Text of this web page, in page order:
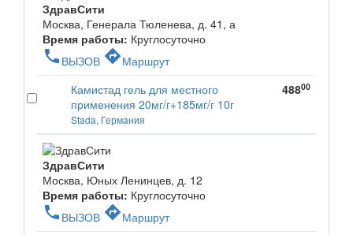
ЗдравСити
Москва, Генерала Тюленева, д. 41, а
Время работы: Круглосуточно
phone ВЫЗОВ directionsМаршрут
Камистад гель для местного
применения 20мг/г+185мг/г 10г
Stada, Германия
48800
ЗдравСити
Москва, Юных Ленинцев, д. 12
Время работы: Круглосуточно
phone ВЫЗОВ directionsМаршрут